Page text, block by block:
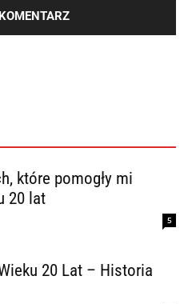
które pomogły mi
20 lat
5
20 Lat – Historia